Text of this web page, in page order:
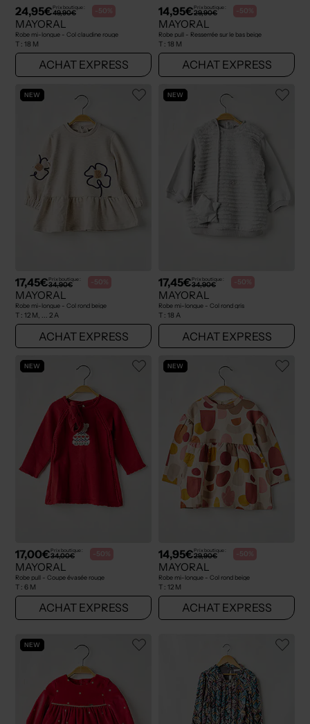
24,95€Prix boutique :
49,90€ -50%
MAYORAL
Robe mi-longue - Col claudine rouge
T : 18 M
ACHAT EXPRESS
14,95€Prix boutique :
29,90€ -50%
MAYORAL
Robe pull - Resserrée sur le bas beige
T : 18 M
ACHAT EXPRESS
NEW
17,45€Prix boutique :
34,90€ -50%
MAYORAL
Robe mi-longue - Col rond beige
T : 12 M, ... 2 A
ACHAT EXPRESS
NEW
17,45€Prix boutique :
34,90€ -50%
MAYORAL
Robe mi-longue - Col rond gris
T : 18 A
ACHAT EXPRESS
NEW
17,00€Prix boutique :
34,00€ -50%
MAYORAL
Robe pull - Coupe évasée rouge
T : 6 M
ACHAT EXPRESS
NEW
14,95€Prix boutique :
29,90€ -50%
MAYORAL
Robe mi-longue - Col rond beige
T : 12 M
ACHAT EXPRESS
NEW